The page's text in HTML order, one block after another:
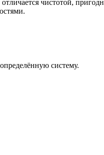
чистотой,
систему.